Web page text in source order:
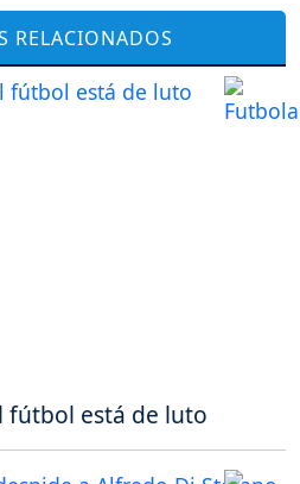
RELACIONADOS
fútbol está de luto